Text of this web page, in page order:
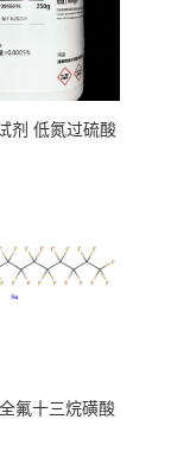
剂 低氮过硫酸
氟十三烷磺酸